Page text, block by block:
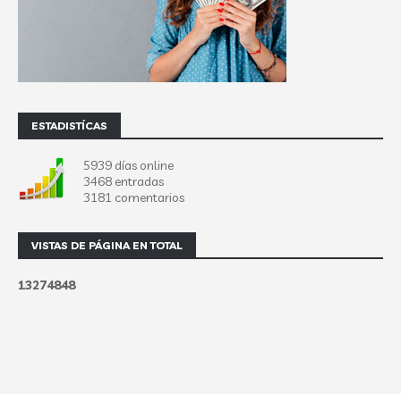
ESTADISTÍCAS
5939 días online
3468 entradas
3181 comentarios
VISTAS DE PÁGINA EN TOTAL
13274848